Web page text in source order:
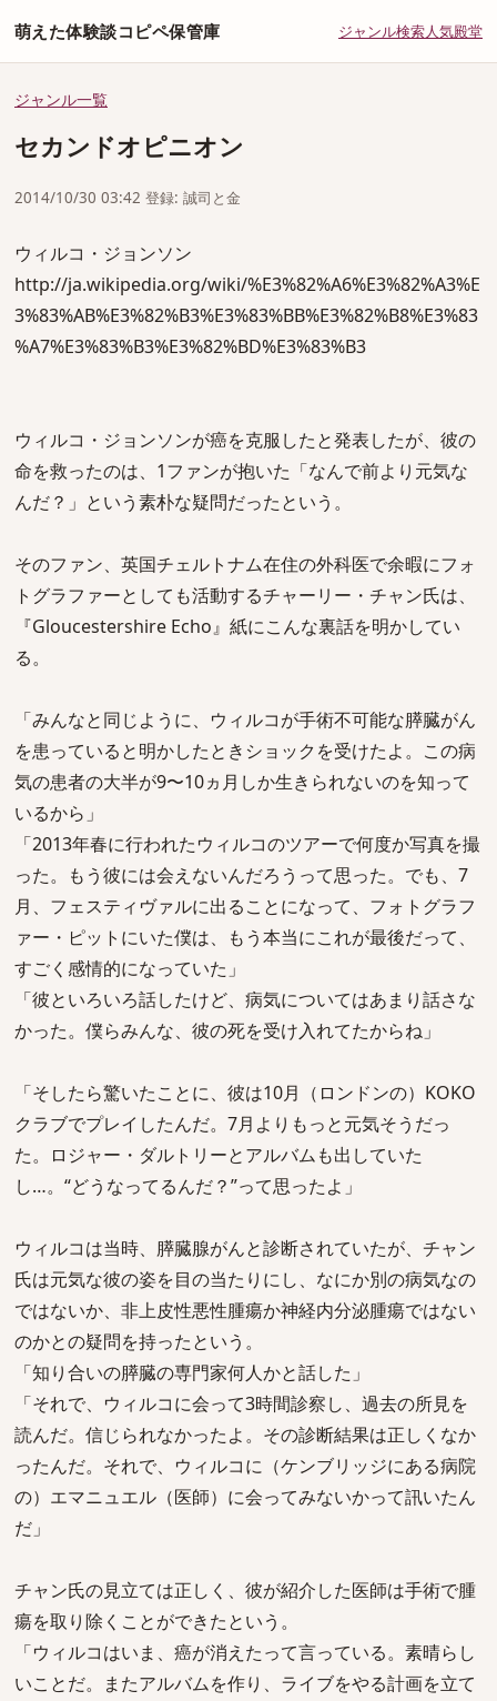
萌えた体験談コピペ保管庫 ジャンル検索人気殿堂
ジャンル一覧
セカンドオピニオン
2014/10/30 03:42 登録: 誠司と金
ウィルコ・ジョンソン
http://ja.wikipedia.org/wiki/%E3%82%A6%E3%82%A3%E
3%83%AB%E3%82%B3%E3%83%BB%E3%82%B8%E3%83
%A7%E3%83%B3%E3%82%BD%E3%83%B3
ウィルコ・ジョンソンが癌を克服したと発表したが、彼の
命を救ったのは、1ファンが抱いた「なんで前より元気な
んだ？」という素朴な疑問だったという。
そのファン、英国チェルトナム在住の外科医で余暇にフォ
トグラファーとしても活動するチャーリー・チャン氏は、
『Gloucestershire Echo』紙にこんな裏話を明かしてい
る。
「みんなと同じように、ウィルコが手術不可能な膵臓がん
を患っていると明かしたときショックを受けたよ。この病
気の患者の大半が9〜10ヵ月しか生きられないのを知って
いるから」
「2013年春に行われたウィルコのツアーで何度か写真を撮
った。もう彼には会えないんだろうって思った。でも、7
月、フェスティヴァルに出ることになって、フォトグラフ
ァー・ピットにいた僕は、もう本当にこれが最後だって、
すごく感情的になっていた」
「彼といろいろ話したけど、病気についてはあまり話さな
かった。僕らみんな、彼の死を受け入れてたからね」
「そしたら驚いたことに、彼は10月（ロンドンの）KOKO
クラブでプレイしたんだ。7月よりもっと元気そうだっ
た。ロジャー・ダルトリーとアルバムも出していた
し…。“どうなってるんだ？”って思ったよ」
ウィルコは当時、膵臓腺がんと診断されていたが、チャン
氏は元気な彼の姿を目の当たりにし、なにか別の病気なの
ではないか、非上皮性悪性腫瘍か神経内分泌腫瘍ではない
のかとの疑問を持ったという。
「知り合いの膵臓の専門家何人かと話した」
「それで、ウィルコに会って3時間診察し、過去の所見を
読んだ。信じられなかったよ。その診断結果は正しくなか
ったんだ。それで、ウィルコに（ケンブリッジにある病院
の）エマニュエル（医師）に会ってみないかって訊いたん
だ」
チャン氏の見立ては正しく、彼が紹介した医師は手術で腫
瘍を取り除くことができたという。
「ウィルコはいま、癌が消えたって言っている。素晴らし
いことだ。またアルバムを作り、ライブをやる計画を立て